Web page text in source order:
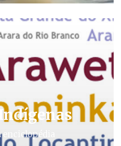
enciclopédia